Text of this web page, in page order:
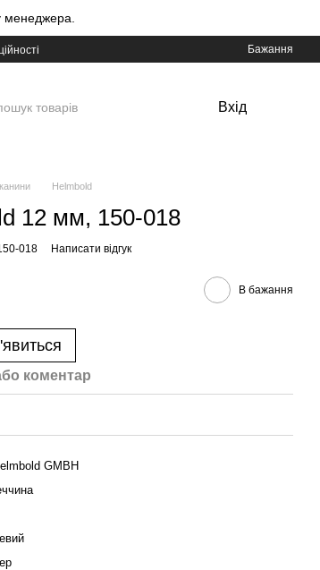
Бажання
Вхід
Helmbold
12 мм, 150-018
018 Написати відгук
В бажання
коментар
GMBH